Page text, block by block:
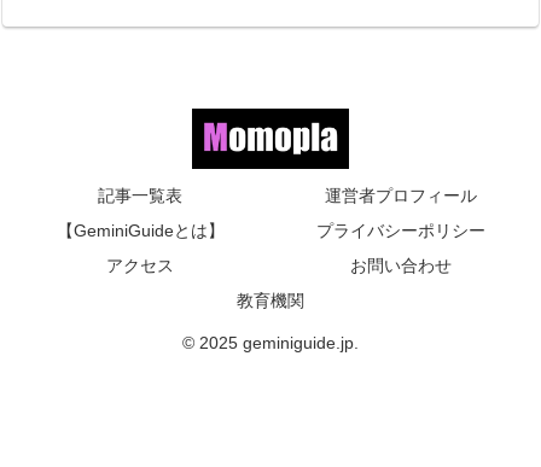
記事一覧表
運営者プロフィール
【GeminiGuideとは】
プライバシーポリシー
アクセス
お問い合わせ
教育機関
© 2025 geminiguide.jp.